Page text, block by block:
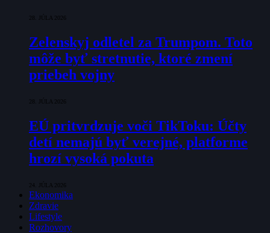
28. JÚLA 2026
Zelenskyj odletel za Trumpom. Toto
môže byť stretnutie, ktoré zmení
priebeh vojny
28. JÚLA 2026
EÚ pritvrdzuje voči TikToku: Účty
detí nemajú byť verejné, platforme
hrozí vysoká pokuta
24. JÚLA 2026
Ekonomika
Zdravie
Lifestyle
Rozhovory